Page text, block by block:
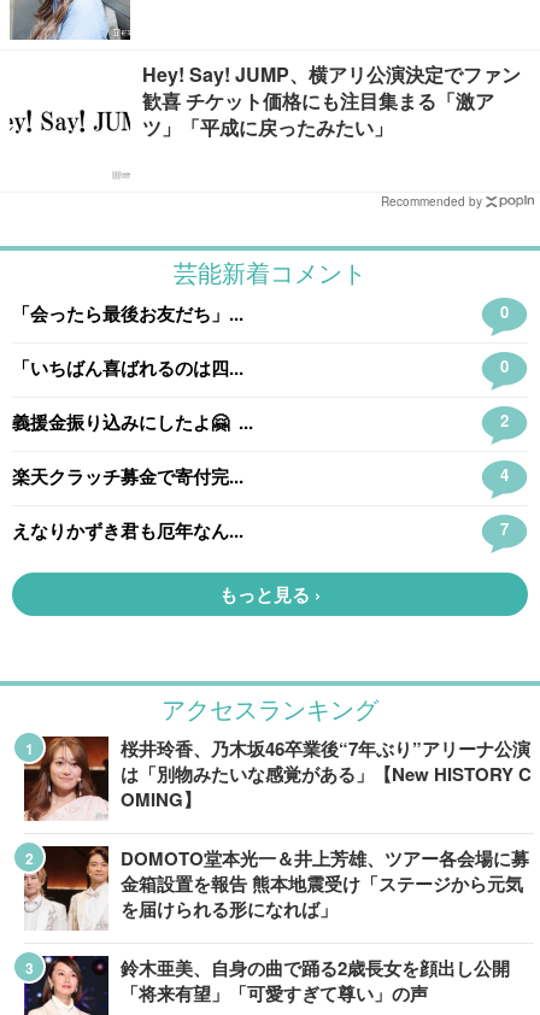
Hey! Say! JUMP、横アリ公演決定でファン
歓喜 チケット価格にも注目集まる「激ア
ツ」「平成に戻ったみたい」
Recommended by
アクセスランキング
桜井玲香、乃木坂46卒業後“7年ぶり”アリーナ公演
は「別物みたいな感覚がある」【New HISTORY C
OMING】
DOMOTO堂本光一＆井上芳雄、ツアー各会場に募
金箱設置を報告 熊本地震受け「ステージから元気
を届けられる形になれば」
鈴木亜美、自身の曲で踊る2歳長女を顔出し公開
「将来有望」「可愛すぎて尊い」の声